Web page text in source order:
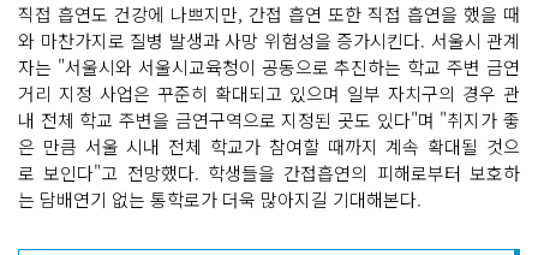
직접 흡연도 건강에 나쁘지만, 간접 흡연 또한 직접 흡연을 했을 때
와 마찬가지로 질병 발생과 사망 위험성을 증가시킨다. 서울시 관계
자는 "서울시와 서울시교육청이 공동으로 추진하는 학교 주변 금연
거리 지정 사업은 꾸준히 확대되고 있으며 일부 자치구의 경우 관
내 전체 학교 주변을 금연구역으로 지정된 곳도 있다"며 "취지가 좋
은 만큼 서울 시내 전체 학교가 참여할 때까지 계속 확대될 것으
로 보인다"고 전망했다. 학생들을 간접흡연의 피해로부터 보호하
는 담배연기 없는 통학로가 더욱 많아지길 기대해본다.